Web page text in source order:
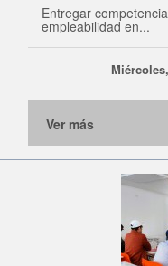
Entregar
empleabilidad en...
Ver más